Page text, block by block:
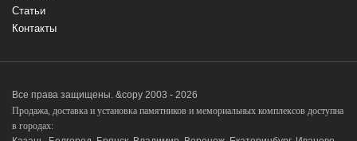
Статьи
Контакты
Все права защищены. &copy 2003 - 2026
Продажа, доставка и установка памятников и мемориальных комплексов доступна
в городах: